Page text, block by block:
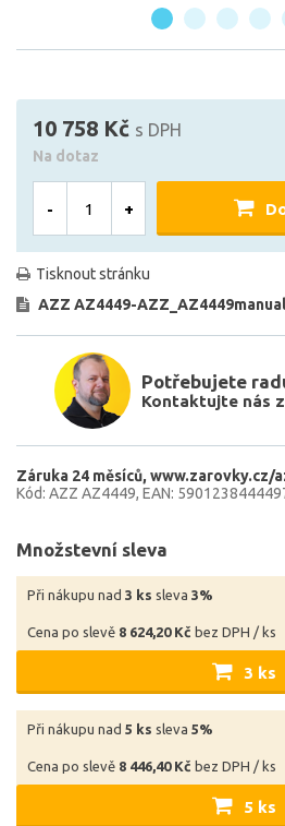
10 758 Kč s DPH
Na dotaz
- +
Tisknout stránku
AZZ AZ4449-
Potřebujete
Kontaktujte nás
Záruka 24 měsíců www.zarovky.cz/
Kód: AZZ AZ4449 EAN:
Množstevní sleva
Při nákupu nad 3 ks sleva 3%
Cena po slevě 8 624,20 Kč bez DPH / ks
3 ks
Při nákupu nad 5 ks sleva 5%
Cena po slevě 8 446,40 Kč bez DPH / ks
5 ks